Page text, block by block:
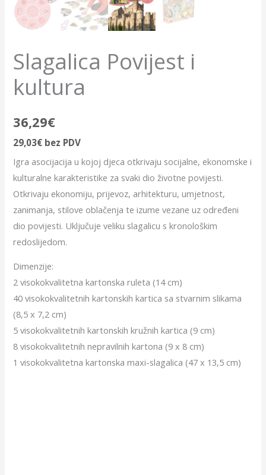
Slagalica Povijest i
kultura
36,29€
29,03€ bez PDV
Igra asocijacija u kojoj djeca otkrivaju socijalne, ekonomske i
kulturalne karakteristike za svaki dio životne povijesti.
Otkrivaju ekonomiju, prijevoz, arhitekturu, umjetnost,
zanimanja, stilove oblačenja te izume vezane uz određeni
dio povijesti. Uključuje veliku slagalicu s kronološkim
redoslijedom.
Dimenzije:
2 visokokvalitetna kartonska ruleta (14 cm)
40 visokokvalitetnih kartonskih kartica sa stvarnim slikama
(8,5 x 7,2 cm)
5 visokokvalitetnih kartonskih kružnih kartica (9 cm)
8 visokokvalitetnih nepravilnih kartona (9 x 8 cm)
1 visokokvalitetna kartonska maxi-slagalica (47 x 13,5 cm)